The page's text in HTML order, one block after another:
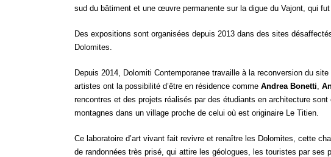
sud du bâtiment et une œuvre permanente sur la digue du Vajont, qui fut
Des expositions sont organisées depuis 2013 dans des sites
Dolomites.
Depuis 2014, Dolomiti Contemporanee travaille à la reconversion du
artistes ont la possibilité d’être en résidence comme Andrea Bonetti
rencontres et des projets réalisés par des étudiants en architecture
montagnes dans un village proche de celui où est originaire Le Titien.
Ce laboratoire d’art vivant fait revivre et renaître les Dolomites, cette
de randonnées très prisé, qui attire les géologues, les touristes par ses